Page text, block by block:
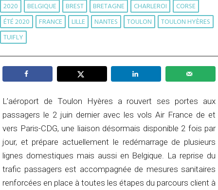
2020 BELGIQUE BREST BRETAGNE CHARLEROI
CORSE
ÉTÉ 2020
FRANCE LILLE NANTES TOULON
TOULON HYÈRES
TUIFLY
L’aéroport de Toulon Hyères a rouvert ses portes aux
passagers le 2 juin dernier avec les vols Air France de et
vers Paris-CDG, une liaison désormais disponible 2 fois par
jour, et prépare actuellement le redémarrage de plusieurs
lignes domestiques mais aussi en Belgique. La reprise du
trafic passagers est accompagnée de mesures sanitaires
renforcées en place à toutes les étapes du parcours client à